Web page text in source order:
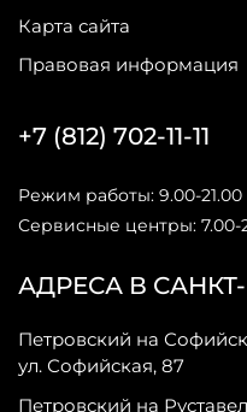
Карта сайта
Правовая информация
АДРЕСА В
Петровский на
ул. Софийская, 87
Петровский на
+7 (812) 702-11-11
Режим работы: 9.00-21.00
Сервисные центры: 7.00-